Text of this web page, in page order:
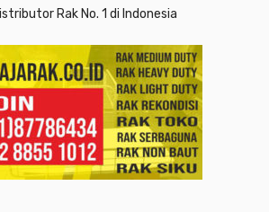
Rak No. 1 di Indonesia